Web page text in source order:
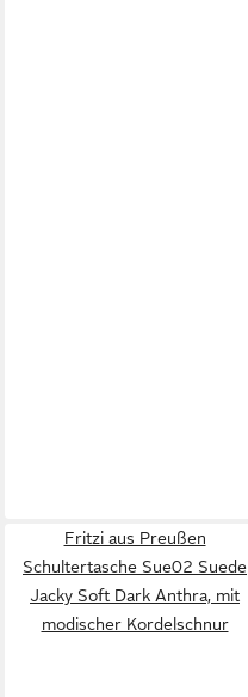
Fritzi aus Preußen
Schultertasche Sue02 Suede
Jacky Soft Dark Anthra, mit
modischer Kordelschnur